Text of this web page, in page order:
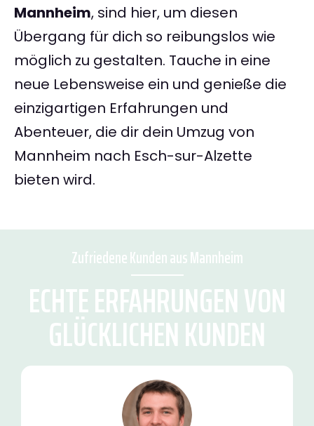
Mannheim, sind hier, um diesen
Übergang für dich so reibungslos wie
möglich zu gestalten. Tauche in eine
neue Lebensweise ein und genieße die
einzigartigen Erfahrungen und
Abenteuer, die dir dein Umzug von
Mannheim nach Esch-sur-Alzette
bieten wird.
Zufriedene Kunden aus Mannheim
ECHTE ERFAHRUNGEN VON
GLÜCKLICHEN KUNDEN